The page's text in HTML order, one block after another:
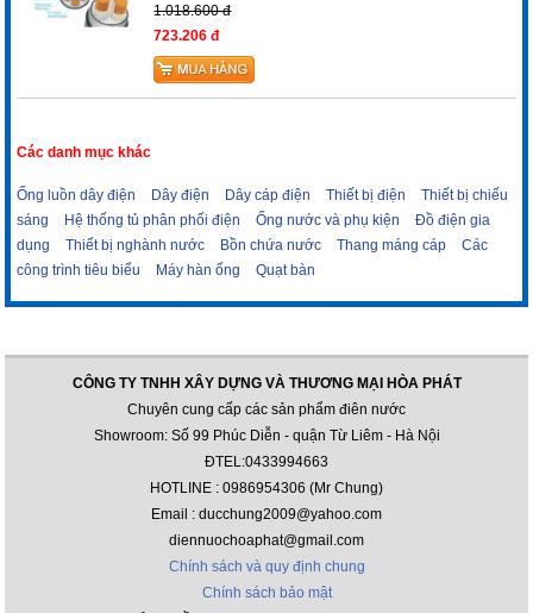
1.018.600 đ
723.206 đ
Các danh mục khác
Ống luồn dây điện Dây điện Dây cáp điện Thiết bị điện
Thiết bị chiếu
sáng
Hệ thống tủ phân phối điện Ống nước và phụ kiện
Đồ điện gia
dụng
Thiết bị nghành nước Bồn chứa nước Thang máng cáp
Các
công trình tiêu biểu
Máy hàn ống Quạt bàn
CÔNG TY TNHH XÂY DỰNG VÀ THƯƠNG MẠI HÒA PHÁT
Chuyên cung cấp các sản phẩm điên nước
Showroom: Số 99 Phúc Diễn - quận Từ Liêm - Hà Nội
ĐTEL:0433994663
HOTLINE : 0986954306 (Mr Chung)
Email : ducchung2009@yahoo.com
diennuochoaphat@gmail.com
Chính sách và quy định chung
Chính sách bảo mật